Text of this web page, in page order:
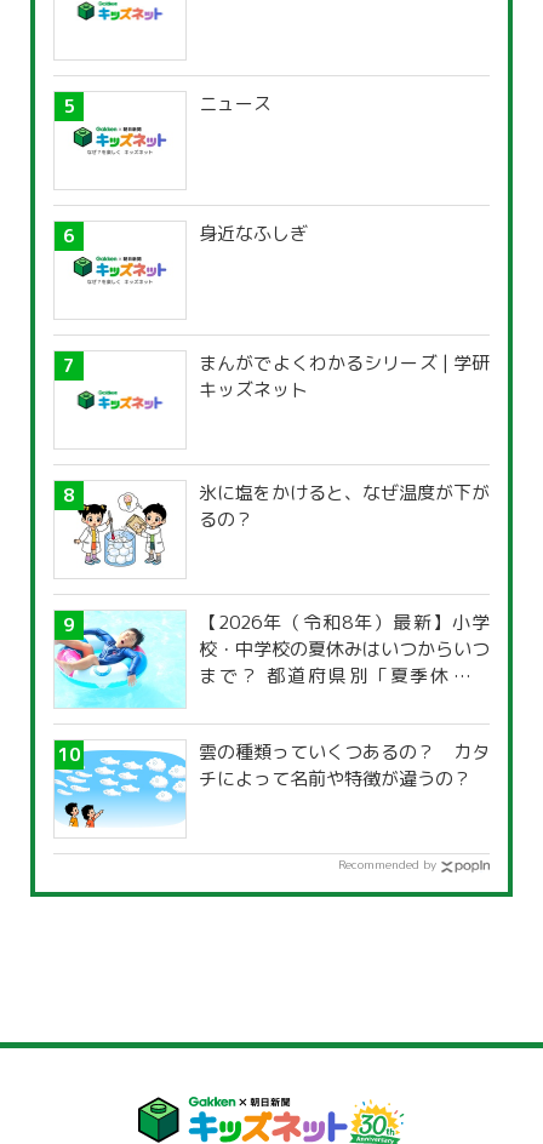
ニュース
身近なふしぎ
まんがでよくわかるシリーズ | 学研
キッズネット
氷に塩をかけると、なぜ温度が下が
るの？
【2026年（令和8年）最新】小学
校・中学校の夏休みはいつからいつ
まで？ 都道府県別「夏季休暇一
雲の種類っていくつあるの？ カタ
チによって名前や特徴が違うの？
Recommended by